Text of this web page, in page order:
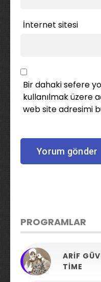
İnternet sitesi
Bir dahaki sefere
kullanılmak üzere
web site adresimi
PROGRAMLAR
ARIF
TIME